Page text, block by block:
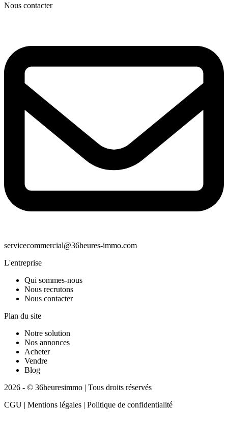
Nous contacter
servicecommercial@36heures-immo.com
L'entreprise
Qui sommes-nous
Nous recrutons
Nous contacter
Plan du site
Notre solution
Nos annonces
Acheter
Vendre
Blog
2026 - © 36heuresimmo | Tous droits réservés
CGU | Mentions légales | Politique de confidentialité